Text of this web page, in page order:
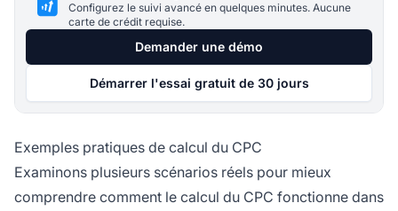
Configurez le suivi avancé en quelques minutes. Aucune
carte de crédit requise.
Demander une démo
Démarrer l'essai gratuit de 30 jours
Exemples pratiques de calcul du CPC
Examinons plusieurs scénarios réels pour mieux
comprendre comment le calcul du CPC fonctionne dans